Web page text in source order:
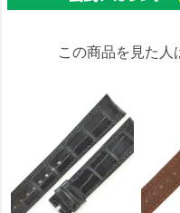
この商品を見た人